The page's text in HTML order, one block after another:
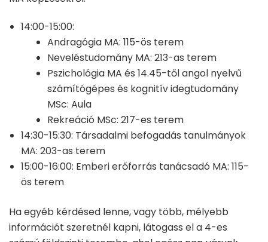
14:00-15:00:
Andragógia MA: 115-ös terem
Neveléstudomány MA: 213-as terem
Pszichológia MA és 14.45-től angol nyelvű
számítógépes és kognitív idegtudomány
MSc: Aula
Rekreáció MSc: 217-es terem
14:30-15:30: Társadalmi befogadás tanulmányok
MA: 203-as terem
15:00-16:00: Emberi erőforrás tanácsadó MA: 115-
ös terem
Ha egyéb kérdésed lenne, vagy több, mélyebb
információt szeretnél kapni, látogass el a 4-es